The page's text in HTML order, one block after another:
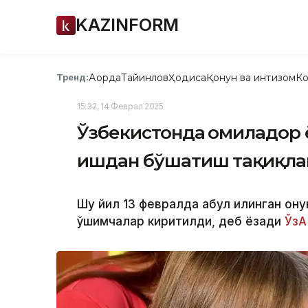
KAZINFORM
Тренд:АқордаТайинловҲодисаҚонун ва интизом
15:32, 14 Феврал 2025
Ўзбекистонда
ишдан бўшатиш
Шу йил 13 февралда қабул қилинган
қўшимчалар киритилди, деб ёзади ЎзА